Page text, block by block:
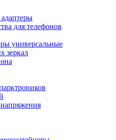
для телефонов
универсальные
зеркал